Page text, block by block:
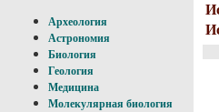
Археология
Астрономия
Биология
Геология
Медицина
Молекулярная биология